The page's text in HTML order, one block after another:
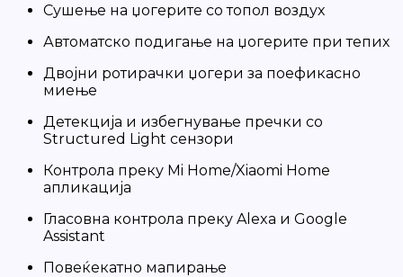
Сушење на џогерите со топол воздух
Автоматско подигање на џогерите при тепих
Двојни ротирачки џогери за поефикасно
миење
Детекција и избегнување пречки со
Structured Light сензори
Контрола преку Mi Home/Xiaomi Home
апликација
Гласовна контрола преку Alexa и Google
Assistant
Повеќекатно мапирање